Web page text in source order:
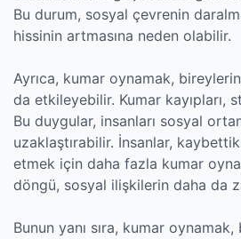
Bu durum, sosyal çevrenin
hissinin artmasına neden olabilir.
Ayrıca, kumar oynamak, bireylerin
da etkileyebilir. Kumar kayıpları,
Bu duygular, insanları sosyal
uzaklaştırabilir. İnsanlar,
etmek için daha fazla kumar
döngü, sosyal ilişkilerin daha da
Bunun yanı sıra, kumar